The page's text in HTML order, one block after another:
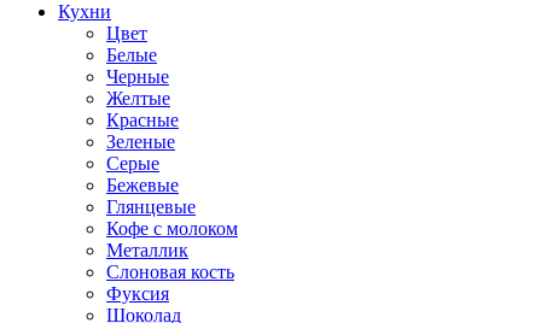
Кухни
Цвет
Белые
Черные
Желтые
Красные
Зеленые
Серые
Бежевые
Глянцевые
Кофе с молоком
Металлик
Слоновая кость
Фуксия
Шоколад